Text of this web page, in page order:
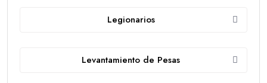
Legionarios
Levantamiento de Pesas